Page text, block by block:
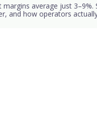
margins average just
and how operators